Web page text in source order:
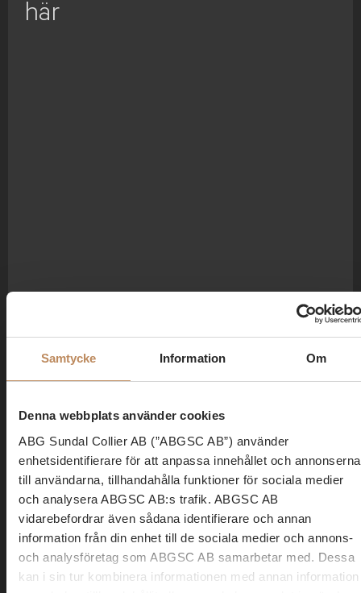
Samtycke Information Om
Denna webbplats använder cookies
ABG Sundal Collier AB (”ABGSC AB”) använder
enhetsidentifierare för att anpassa innehållet och annonserna
till användarna, tillhandahålla funktioner för sociala medier
och analysera ABGSC AB:s trafik. ABGSC AB
vidarebefordrar även sådana identifierare och annan
information från din enhet till de sociala medier och annons-
och analysföretag som ABGSC AB samarbetar med. Dessa
kan i sin tur kombinera informationen med annan information
här